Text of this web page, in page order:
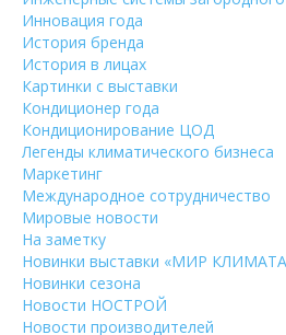
Инновация года
История бренда
История в лицах
Картинки с выставки
Кондиционер года
Кондиционирование ЦОД
Легенды климатического бизнеса
Маркетинг
Международное сотрудничество
Мировые новости
На заметку
Новинки выставки «МИР
Новинки сезона
Новости НОСТРОЙ
Новости производителей